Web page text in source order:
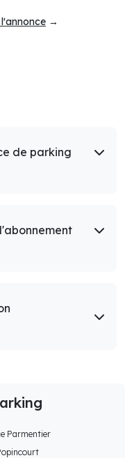
→
de parking
Parmentier